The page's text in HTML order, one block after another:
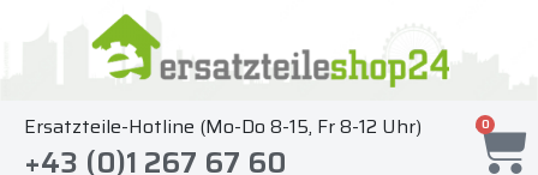
springen
Ersatzteile-Hotline (Mo-Do 8-15, Fr 8-12 Uhr)
+43 (0)1 267 67 60
0